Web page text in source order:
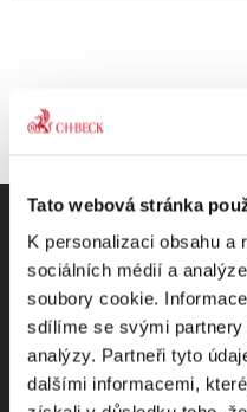
Tato webová stránka
K personalizaci obsahu a
sociálních médií a
soubory cookie.
sdílíme se svými
analýzy. Partneři tyto
dalšími informacemi,